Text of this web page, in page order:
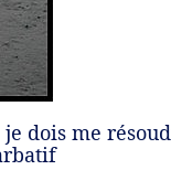
dois me